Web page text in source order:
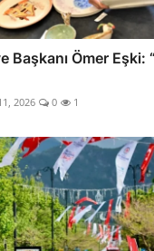
Başkanı Ömer Eşki:
2026 0 1